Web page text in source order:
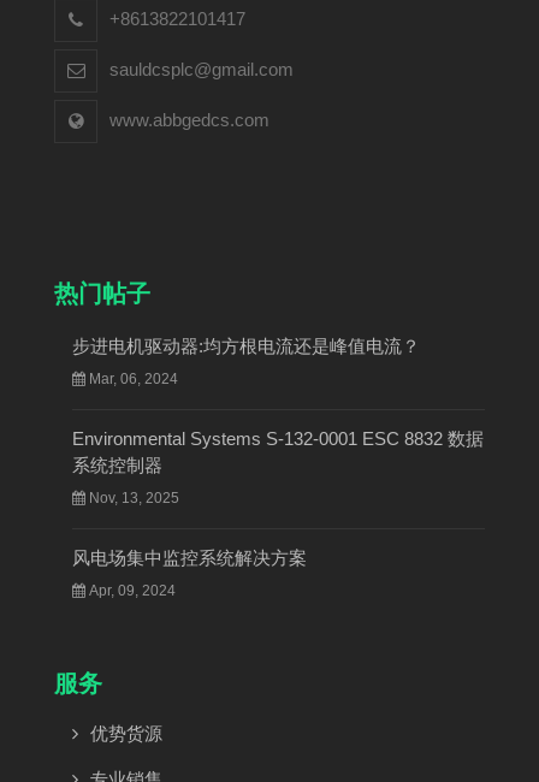
+8613822101417
sauldcsplc@gmail.com
www.abbgedcs.com
热门帖子
步进电机驱动器:均方根电流还是峰值电流？
Mar, 06, 2024
Environmental Systems S-132-0001 ESC 8832 数据
系统控制器
Nov, 13, 2025
风电场集中监控系统解决方案
Apr, 09, 2024
服务
优势货源